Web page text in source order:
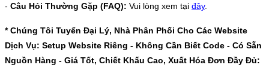
- Câu Hỏi Thường Gặp (FAQ): Vui lòng xem tại đây.
* Chúng Tôi Tuyển Đại Lý, Nhà Phân Phối Cho Các Website
Dịch Vụ: Setup Website Riêng - Không Cần Biết Code - Có Sẵn
Nguồn Hàng - Giá Tốt, Chiết Khấu Cao, Xuất Hóa Đơn Đầy Đủ: